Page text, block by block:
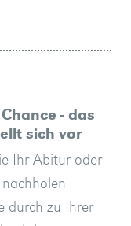
- das
sich vor
Ihr Abitur oder
durch zu Ihrer